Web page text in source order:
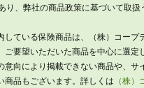
り、弊社の商品政策に基づいて取扱
している保険商品は、（株）コープ
ご要望いただいた商品を中心に選定
意向により掲載できない商品や、サ
商品もございます。詳しくは （株